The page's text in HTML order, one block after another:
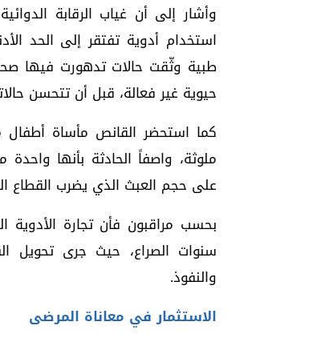
وأشار إلى أن غياب الرقابة
استخدام أدوية تفتقر إلى الحد
طبية وثّقت حالات تدهورت فيها
حيوية غير فعالة، قبل أن تتحسن
كما استحضر القانص مأساة أطفال
ملوثة، واصفاً الحادثة بأنها واحدة
على حجم العبث الذي يضرب
بحسب مراقبون فأن تجارة الأدوية
سنوات الصراع، حيث جرى تحويل
والنفوذ.
الاستثمار في معاناة المرضى